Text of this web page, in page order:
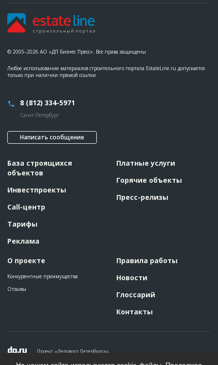
© 2005–2026 АО «ДП Бизнес Пресс». Все права защищены
Любое использование материалов строительного портала EstateLine.ru допускается
только при наличии прямой ссылки.
8 (812) 334-5971
Санкт-Петербург
Написать сообщение
База строящихся
объектов
Инвестпроекты
Call-центр
Тарифы
Реклама
О проекте
Конкурентные преимущества
Отзывы
Платные услуги
Горячие объекты
Пресс-релизы
Правила работы
Новости
Глоссарий
Контакты
Проект «Делового Петербурга»
Политика конфиденциальности